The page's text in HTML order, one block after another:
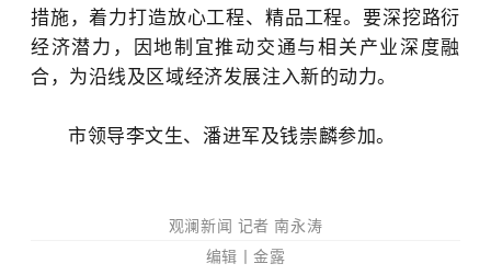
措施，着力打造放心工程、精品工程。要深挖路衍
经济潜力，因地制宜推动交通与相关产业深度融
合，为沿线及区域经济发展注入新的动力。
市领导李文生、潘进军及钱崇麟参加。
观澜新闻 记者 南永涛
编辑丨金露